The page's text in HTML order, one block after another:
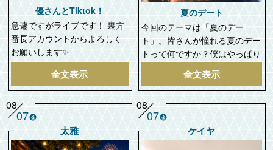
優さんとTiktok！
急遽ですがライブです！ 裏方
番長アカウントからよろしく
お願いします✨
全文表示
夏のデート
今回のテーマは「夏のデー
ト」。皆さんが憧れる夏のデー
トって何ですか？僕はやっぱり
全文表示
太雅
08
07 金
ケイヤ
08
07 金